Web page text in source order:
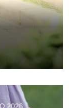
2026.